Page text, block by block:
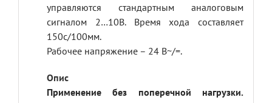
управляются стандартным аналоговым
сигналом 2…10В. Время хода составляет
150с/100мм.
Рабочее напряжение – 24 В~/=.
Применение без поперечной нагрузки.